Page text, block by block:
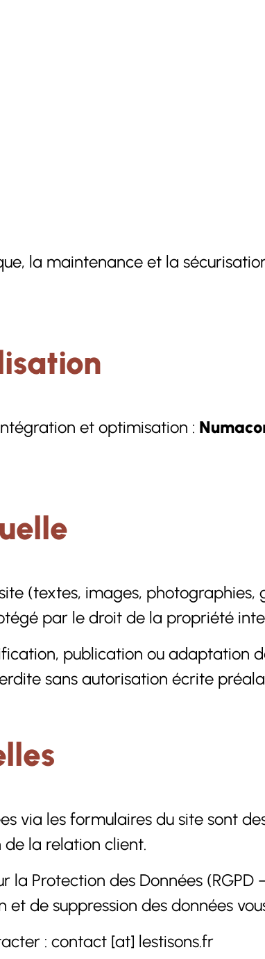
la maintenance et la
et optimisation :
(textes, images, photographies,
par le droit de la propriété
publication ou adaptation
sans autorisation écrite
via les formulaires du site sont
la relation client.
Protection des Données (RGPD
de suppression des données
: contact [at] lestisons.fr